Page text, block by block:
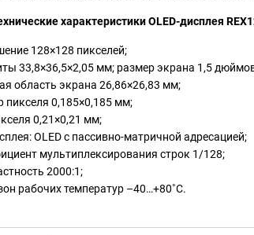
характеристики OLED-дисплея
128×128 пикселей;
33,8×36,5×2,05 мм; размер экрана 1,5
область экрана 26,86×26,83 мм;
пикселя 0,185×0,185 мм;
0,21×0,21 мм;
OLED с пассивно-матричной адресацией;
мультиплексирования строк 1/128;
2000:1;
рабочих температур –40…+80˚C.